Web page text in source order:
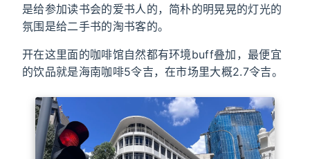
是给参加读书会的爱书人的，简朴的明晃晃的灯光的
氛围是给二手书的淘书客的。
开在这里面的咖啡馆自然都有环境buff叠加，最便宜
的饮品就是海南咖啡5令吉，在市场里大概2.7令吉。